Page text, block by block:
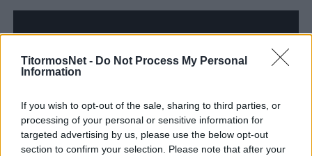
TitormosNet - Do Not Process My Personal
Information
If you wish to opt-out of the sale, sharing to third parties, or
processing of your personal or sensitive information for
targeted advertising by us, please use the below opt-out
section to confirm your selection. Please note that after your